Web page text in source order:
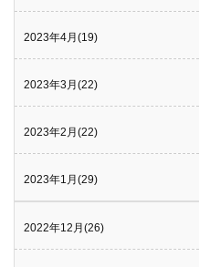
2023年4月(19)
2023年3月(22)
2023年2月(22)
2023年1月(29)
2022年12月(26)